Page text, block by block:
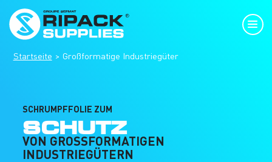
Startseite Großformatige Industriegüter
SCHRUMPFFOLIE ZUM
SCHUTZ
VON GROSSFORMATIGEN I
NDUSTRIEGÜTERN